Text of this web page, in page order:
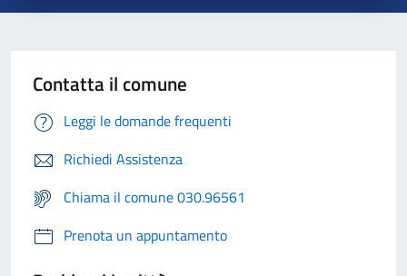
Contatta il comune
Leggi le domande frequenti
Richiedi Assistenza
Chiama il comune 030.96561
Prenota un appuntamento